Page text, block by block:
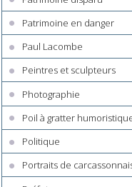
Patrimoine en danger
Paul Lacombe
Peintres et sculpteurs
Photographie
Poil à gratter
Politique
Portraits de